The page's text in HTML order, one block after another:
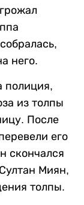
него.
полиция,
из толпы
После
его
скончался
Миян,
толпы.